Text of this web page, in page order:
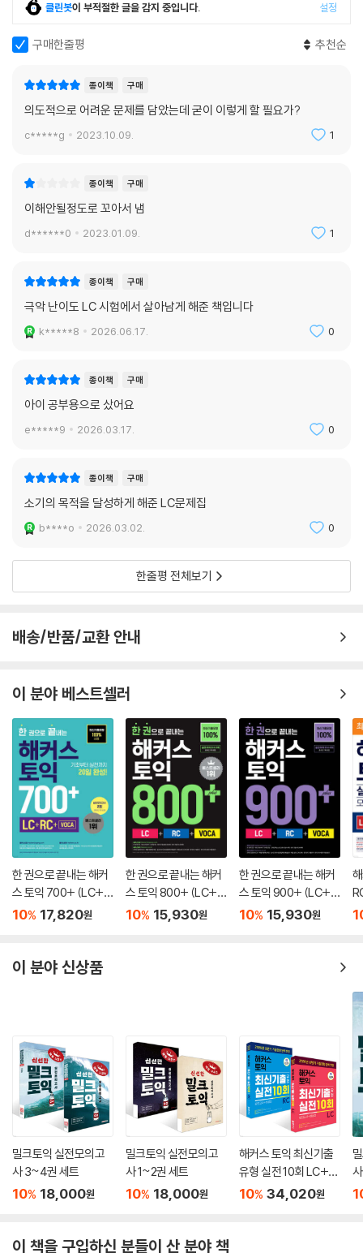
클린봇이 부적절한 글을 감지 중입니다. 설정
구매한줄평 추천순
종이책 구매
의도적으로 어려운 문제를 담았는데 굳이 이렇게 할 필요가?
c*****g 2023.10.09. 1
종이책 구매
이해안될정도로 꼬아서 냄
d******0 2023.01.09. 1
종이책 구매
극악 난이도 LC 시험에서 살아남게 해준 책입니다
k*****8 2026.06.17. 0
종이책 구매
아이 공부용으로 샀어요
e*****9 2026.03.17. 0
종이책 구매
소기의 목적을 달성하게 해준 LC문제집
b****o 2026.03.02. 0
한줄평 전체보기
배송/반품/교환 안내
이 분야 베스트셀러
한 권으로 끝내는 해커
스 토익 700+ (LC+R
C+VOCA)
10% 17,820원
한 권으로 끝내는 해커
스 토익 800+ (LC+R
C+VOCA)
10% 15,930원
한 권으로 끝내는 해커
스 토익 900+ (LC+R
C+VOCA)
10% 15,930원
이 분야 신상품
밀크토익 실전모의고
사 3~4권 세트
10% 18,000원
밀크토익 실전모의고
사 1~2권 세트
10% 18,000원
해커스 토익 최신기출
유형 실전 10회 LC+R
C 세트 (모의고사+해
10% 34,020원
이 책을 구입하신 분들이 산 분야 책